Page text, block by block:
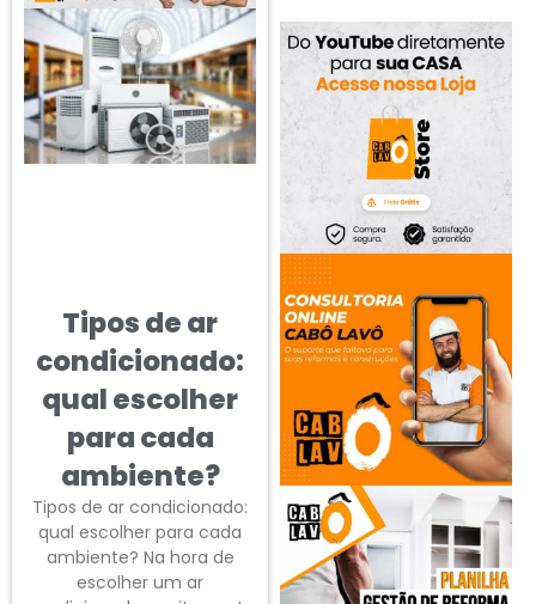
Tipos de ar
condicionado:
qual escolher
para cada
ambiente?
Tipos de ar condicionado:
qual escolher para cada
ambiente? Na hora de
escolher um ar